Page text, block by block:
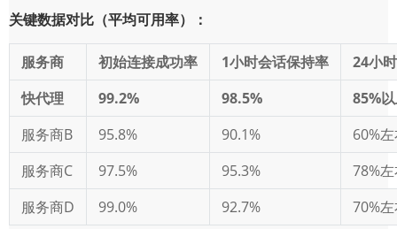
关键数据对比（平均可用率）：
服务商 初始连接成功率 1小时会话保持率
24小
快代理
99.2% 98.5%
85%
服务商B
95.8% 90.1%
60%
服务商C
97.5% 95.3%
78%
服务商D
99.0% 92.7% 70%